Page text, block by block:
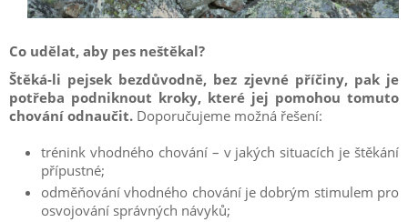
Co udělat, aby pes neštěkal?
Štěká-li pejsek bezdůvodně, bez zjevné příčiny, pak je
potřeba podniknout kroky, které jej pomohou tomuto
chování odnaučit. Doporučujeme možná řešení:
trénink vhodného chování – v jakých situacích je štěkání
přípustné;
odměňování vhodného chování je dobrým stimulem pro
osvojování správných návyků;